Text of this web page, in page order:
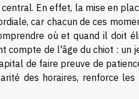
En effet, la mise en
car chacun de ces
où et quand il doit
compte de l'âge du chiot : un
de faire preuve de
des horaires, renforce